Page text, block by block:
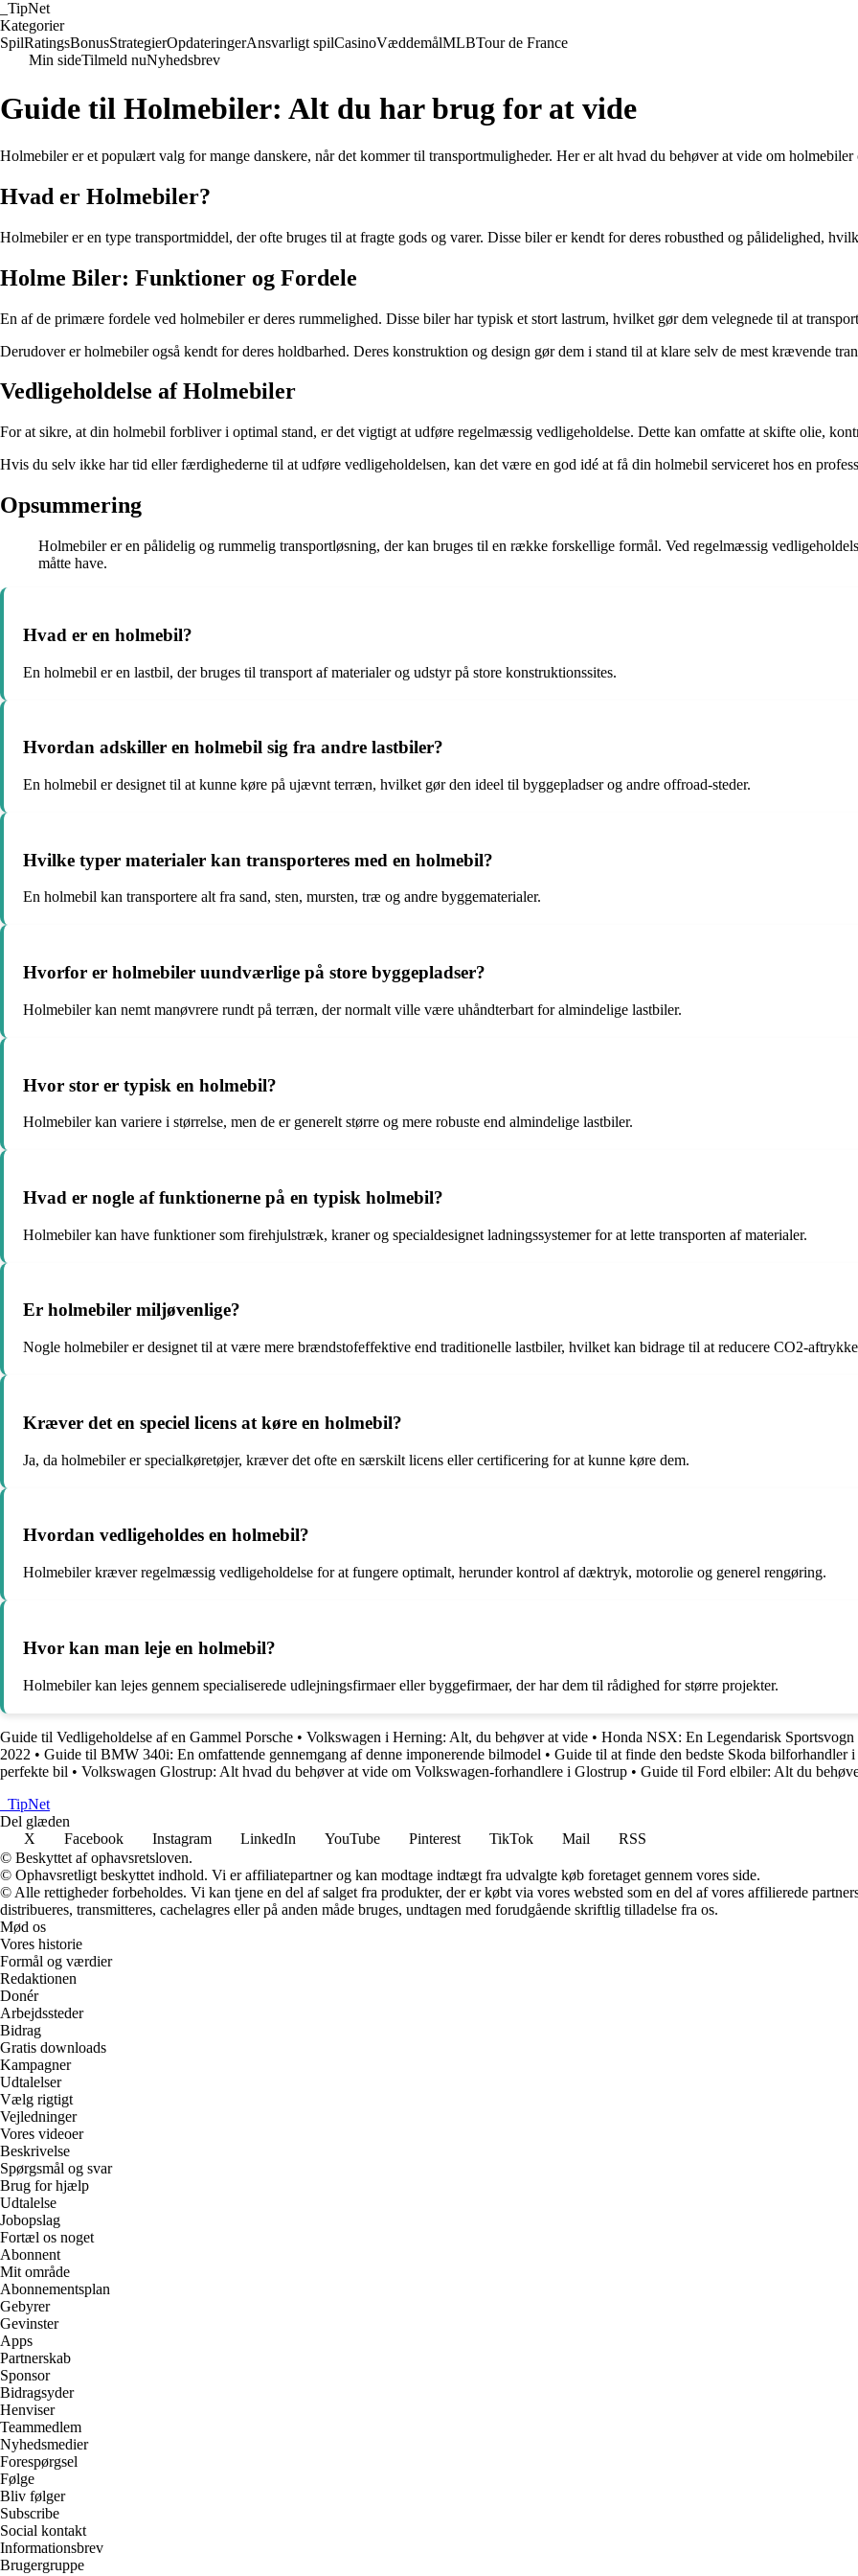
TipNet
Kategorier
SpilRatingsBonusStrategierOpdateringerAnsvarligt spilCasinoVæddemålMLBTour de France
Min sideTilmeld nuNyhedsbrev
Guide til Holmebiler: Alt du har brug for at vide
Holmebiler er et populært valg for mange danskere, når det kommer til transportmuligheder. Her er alt hvad du behøver at vide om holmebiler
Hvad er Holmebiler?
Holmebiler er en type transportmiddel, der ofte bruges til at fragte gods og varer. Disse biler er kendt for deres robusthed og pålidelighed,
Holme Biler: Funktioner og Fordele
En af de primære fordele ved holmebiler er deres rummelighed. Disse biler har typisk et stort lastrum, hvilket gør dem velegnede til at
Derudover er holmebiler også kendt for deres holdbarhed. Deres konstruktion og design gør dem i stand til at klare selv de mest krævende
Vedligeholdelse af Holmebiler
For at sikre, at din holmebil forbliver i optimal stand, er det vigtigt at udføre regelmæssig vedligeholdelse. Dette kan omfatte at skifte olie,
Hvis du selv ikke har tid eller færdighederne til at udføre vedligeholdelsen, kan det være en god idé at få din holmebil serviceret hos en
Opsummering
Holmebiler er en pålidelig og rummelig transportløsning, der kan bruges til en række forskellige formål. Ved regelmæssig
måtte have.
Hvad er en holmebil?
En holmebil er en lastbil, der bruges til transport af materialer og udstyr på store konstruktionssites.
Hvordan adskiller en holmebil sig fra andre lastbiler?
En holmebil er designet til at kunne køre på ujævnt terræn, hvilket gør den ideel til byggepladser og andre offroad-steder.
Hvilke typer materialer kan transporteres med en holmebil?
En holmebil kan transportere alt fra sand, sten, mursten, træ og andre byggematerialer.
Hvorfor er holmebiler uundværlige på store byggepladser?
Holmebiler kan nemt manøvrere rundt på terræn, der normalt ville være uhåndterbart for almindelige lastbiler.
Hvor stor er typisk en holmebil?
Holmebiler kan variere i størrelse, men de er generelt større og mere robuste end almindelige lastbiler.
Hvad er nogle af funktionerne på en typisk holmebil?
Holmebiler kan have funktioner som firehjulstræk, kraner og specialdesignet ladningssystemer for at lette transporten af materialer.
Er holmebiler miljøvenlige?
Nogle holmebiler er designet til at være mere brændstofeffektive end traditionelle lastbiler, hvilket kan bidrage til at reducere CO2-
Kræver det en speciel licens at køre en holmebil?
Ja, da holmebiler er specialkøretøjer, kræver det ofte en særskilt licens eller certificering for at kunne køre dem.
Hvordan vedligeholdes en holmebil?
Holmebiler kræver regelmæssig vedligeholdelse for at fungere optimalt, herunder kontrol af dæktryk, motorolie og generel rengøring.
Hvor kan man leje en holmebil?
Holmebiler kan lejes gennem specialiserede udlejningsfirmaer eller byggefirmaer, der har dem til rådighed for større projekter.
Guide til Vedligeholdelse af en Gammel Porsche • Volkswagen i Herning: Alt, du behøver at vide • Honda NSX: En Legendarisk
2022 • Guide til BMW 340i: En omfattende gennemgang af denne imponerende bilmodel • Guide til at finde den bedste Skoda bilforhandler
perfekte bil • Volkswagen Glostrup: Alt hvad du behøver at vide om Volkswagen-forhandlere i Glostrup • Guide til Ford elbiler: Alt du
TipNet
Del glæden
X
Facebook Instagram LinkedIn YouTube Pinterest TikTok Mail
RSS
© Beskyttet af ophavsretsloven.
© Ophavsretligt beskyttet indhold. Vi er affiliatepartner og kan modtage indtægt fra udvalgte køb foretaget gennem vores side.
© Alle rettigheder forbeholdes. Vi kan tjene en del af salget fra produkter, der er købt via vores websted som en del af vores affilierede
distribueres, transmitteres, cachelagres eller på anden måde bruges, undtagen med forudgående skriftlig tilladelse fra os.
Mød os
Vores historie
Formål og værdier
Redaktionen
Donér
Arbejdssteder
Bidrag
Gratis downloads
Kampagner
Udtalelser
Vælg rigtigt
Vejledninger
Vores videoer
Beskrivelse
Spørgsmål og svar
Brug for hjælp
Udtalelse
Jobopslag
Fortæl os noget
Abonnent
Mit område
Abonnementsplan
Gebyrer
Gevinster
Apps
Partnerskab
Sponsor
Bidragsyder
Henviser
Teammedlem
Nyhedsmedier
Forespørgsel
Følge
Bliv følger
Subscribe
Social kontakt
Informationsbrev
Brugergruppe